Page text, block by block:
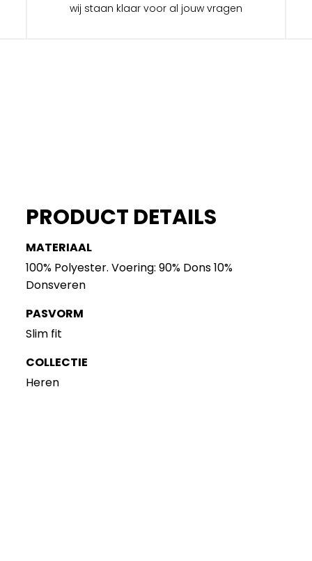
wij staan klaar voor al jouw vragen
PRODUCT DETAILS
MATERIAAL
100% Polyester. Voering: 90% Dons 10%
Donsveren
PASVORM
Slim fit
COLLECTIE
Heren